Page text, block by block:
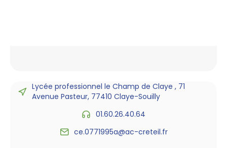
Lycée professionnel le Champ de Claye , 71
Avenue Pasteur, 77410 Claye-Souilly
01.60.26.40.64
ce.0771995a@ac-creteil.fr